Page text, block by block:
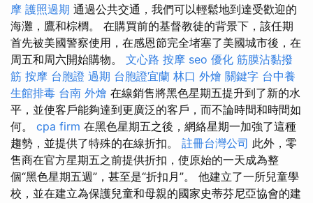
摩 護照過期 通過公共交通，我們可以輕鬆地到達受歡迎的
海灘，鷹和棕櫚。 在購買前的基督教徒的背景下，該任期
首先被美國警察使用，在感恩節完全堵塞了美國城市後，在
周五和周六開始購物。 文心路 按摩 seo 優化 筋膜沾黏撥
筋 按摩 台胞證 過期 台胞證宜蘭 林口 外燴 關鍵字 台中養
生館排毒 台南 外燴 在線銷售將黑色星期五提升到了新的水
平，並使客戶能夠達到更廣泛的客戶，而不論時間和時間如
何。 cpa firm 在黑色星期五之後，網絡星期一加強了這種
趨勢，並提供了特殊的在線折扣。 註冊台灣公司 此外，零
售商在官方星期五之前提供折扣，使原始的一天成為整
個“黑色星期五週”，甚至是“折扣月”。 他建立了一所兒童學
校，並在建立為保護兒童和母親的國家史蒂芬尼亞協會的建